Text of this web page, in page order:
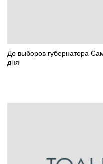
До выборов губернатора
дня